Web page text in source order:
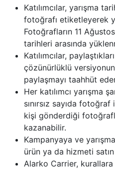
Katılımcılar, yarışma
fotoğrafı etiketleyerek
Fotoğrafların 11
tarihleri arasında
Katılımcılar,
çözünürlüklü
paylaşmayı taahhüt
Her katılımcı yarışma
sınırsız sayıda
kişi gönderdiği
kazanabilir.
Kampanyaya ve
ürün ya da hizmeti
Alarko Carrier,